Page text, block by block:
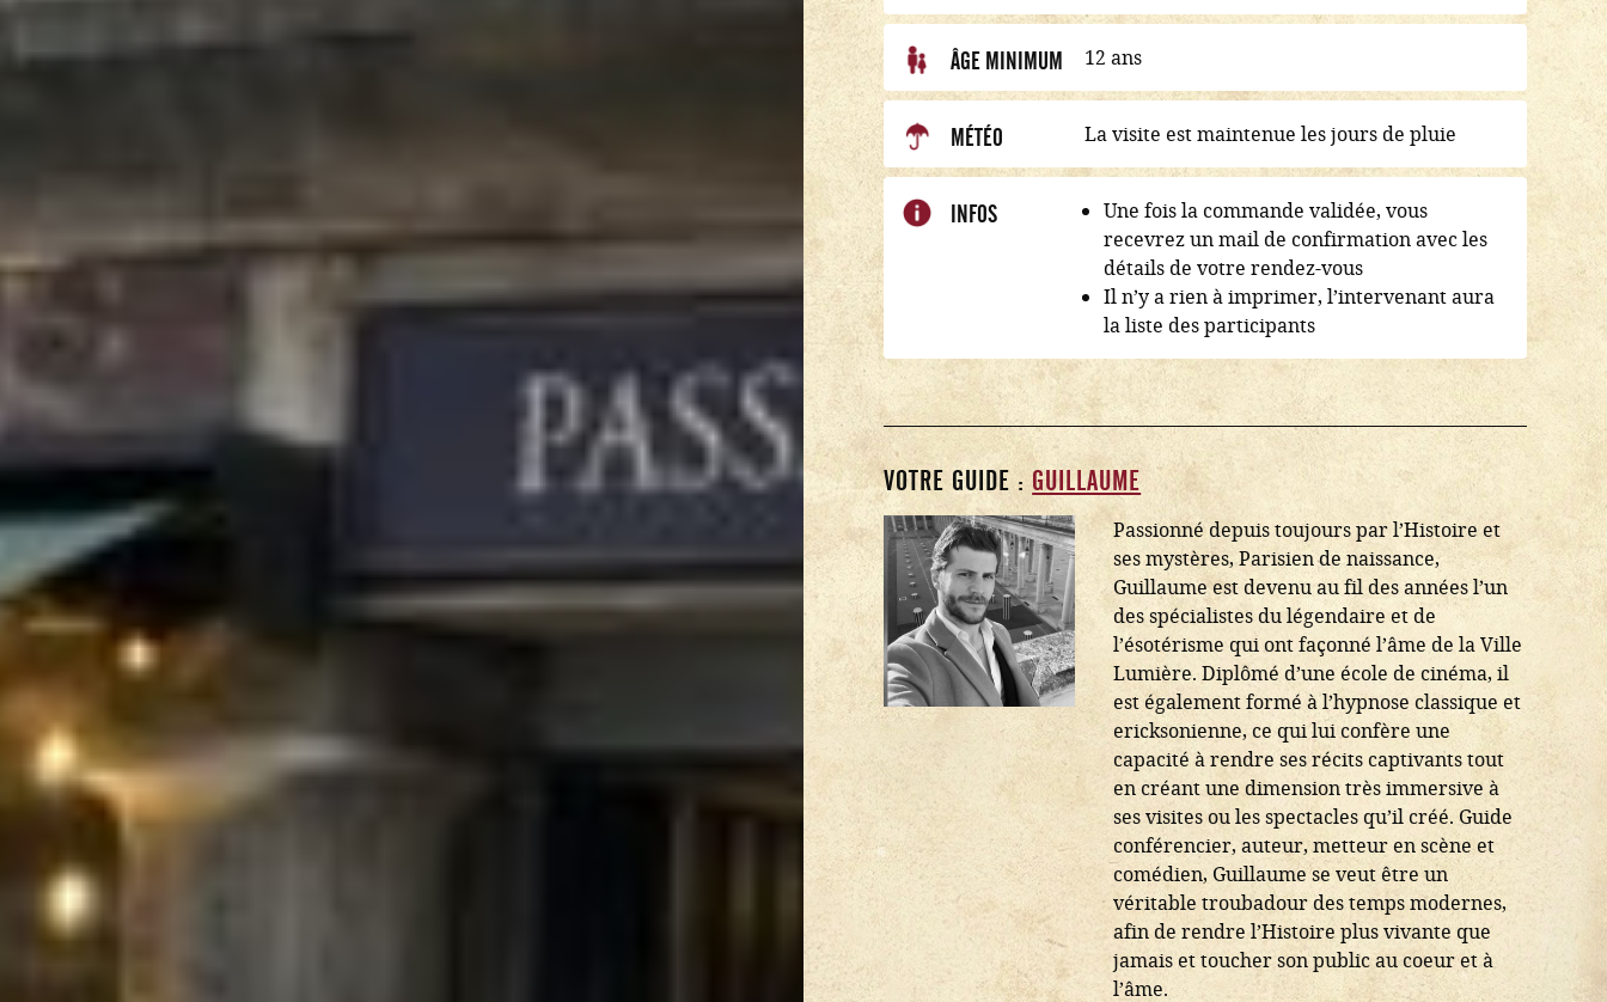
ÂGE MINIMUM 12 ans
MÉTÉO La visite est maintenue les jours de pluie
INFOS
Une fois la commande validée, vous
recevrez un mail de confirmation avec les
détails de votre rendez-vous
Il n’y a rien à imprimer, l’intervenant aura
la liste des participants
VOTRE GUIDE : GUILLAUME
Passionné depuis toujours par l’Histoire et
ses mystères, Parisien de naissance,
Guillaume est devenu au fil des années l’un
des spécialistes du légendaire et de
l’ésotérisme qui ont façonné l’âme de la Ville
Lumière. Diplômé d’une école de cinéma, il
est également formé à l’hypnose classique et
ericksonienne, ce qui lui confère une
capacité à rendre ses récits captivants tout
en créant une dimension très immersive à
ses visites ou les spectacles qu’il créé. Guide
conférencier, auteur, metteur en scène et
comédien, Guillaume se veut être un
véritable troubadour des temps modernes,
afin de rendre l’Histoire plus vivante que
jamais et toucher son public au coeur et à
l’âme.